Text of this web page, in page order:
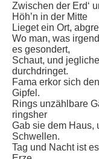
Zwischen der Erd‘
Höh’n in der Mitte
Lieget ein Ort,
Wo man, was
es gesondert,
Schaut, und
durchdringet.
Fama erkor sich
Gipfel.
Rings unzählbare
ringsher
Gab sie dem Haus,
Schwellen.
Tag und Nacht ist